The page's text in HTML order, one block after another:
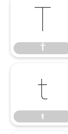
Ť
Ť
ŧ
ŧ